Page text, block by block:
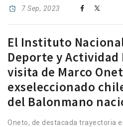
7 Sep, 2023
El Instituto
Deporte y
visita de Marco
exseleccionado
del Balonmano
Oneto, de destacada trayectoria